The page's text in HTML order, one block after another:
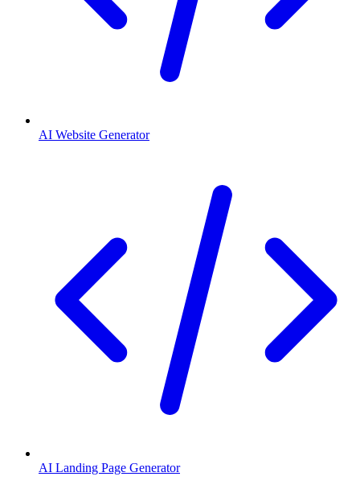
AI Website Generator
AI Landing Page Generator